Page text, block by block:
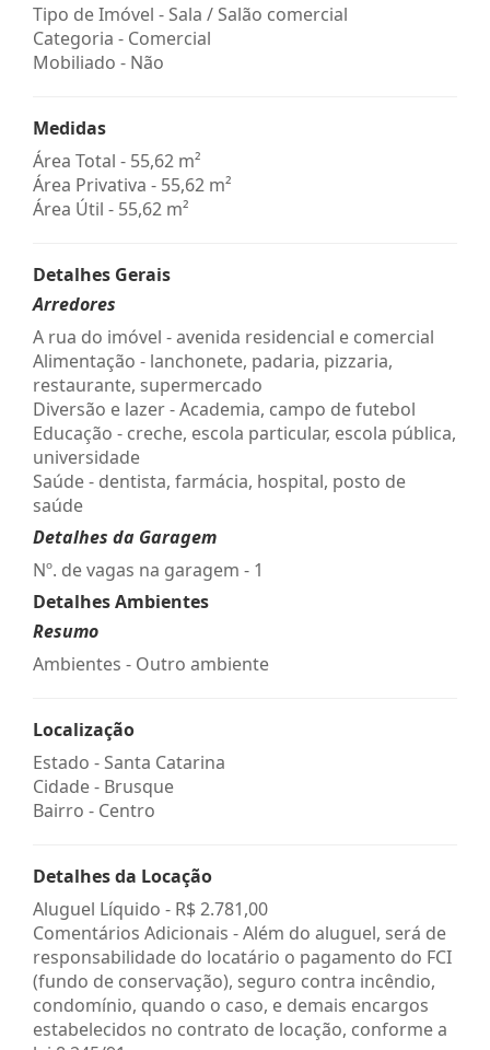
Tipo de Imóvel - Sala / Salão comercial
Categoria - Comercial
Mobiliado - Não
Medidas
Área Total - 55,62 m²
Área Privativa - 55,62 m²
Área Útil - 55,62 m²
Detalhes Gerais
Arredores
A rua do imóvel - avenida residencial e comercial
Alimentação - lanchonete, padaria, pizzaria,
restaurante, supermercado
Diversão e lazer - Academia, campo de futebol
Educação - creche, escola particular, escola pública,
universidade
Saúde - dentista, farmácia, hospital, posto de
saúde
Detalhes da Garagem
Nº. de vagas na garagem - 1
Detalhes Ambientes
Resumo
Ambientes - Outro ambiente
Localização
Estado -Santa Catarina
Cidade - Brusque
Bairro - Centro
Detalhes da Locação
Aluguel Líquido - R$ 2.781,00
Comentários Adicionais - Além do aluguel, será de
responsabilidade do locatário o pagamento do FCI
(fundo de conservação), seguro contra incêndio,
condomínio, quando o caso, e demais encargos
estabelecidos no contrato de locação, conforme a